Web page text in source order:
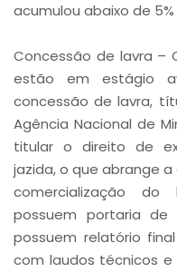
acumulou abaixo de
Concessão de lavra –
estão em estágio
concessão de lavra,
Agência Nacional de
titular o direito de
jazida, o que abrange
comercialização
possuem portaria
possuem relatório
com laudos técnicos